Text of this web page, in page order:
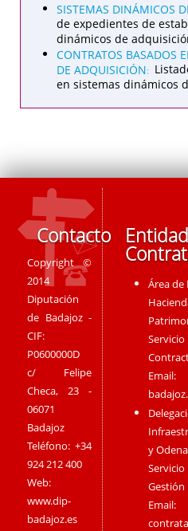
SISTEMAS DINÁMICOS
de expedientes de
dinámicos de
CONTRATOS BASADOS
DE ADQUISICIÓN:
en sistemas dinámicos
Contacto
Copyright ©
2014
Diputación
de Badajoz -
CIF:
P0600000D
c/ Felipe
Checa, 23 -
06071
Badajoz
Teléfono: +34
924 212 400
Web:
www.dip-
badajoz.es
Entidades
Área de
y
Gestión
Email: